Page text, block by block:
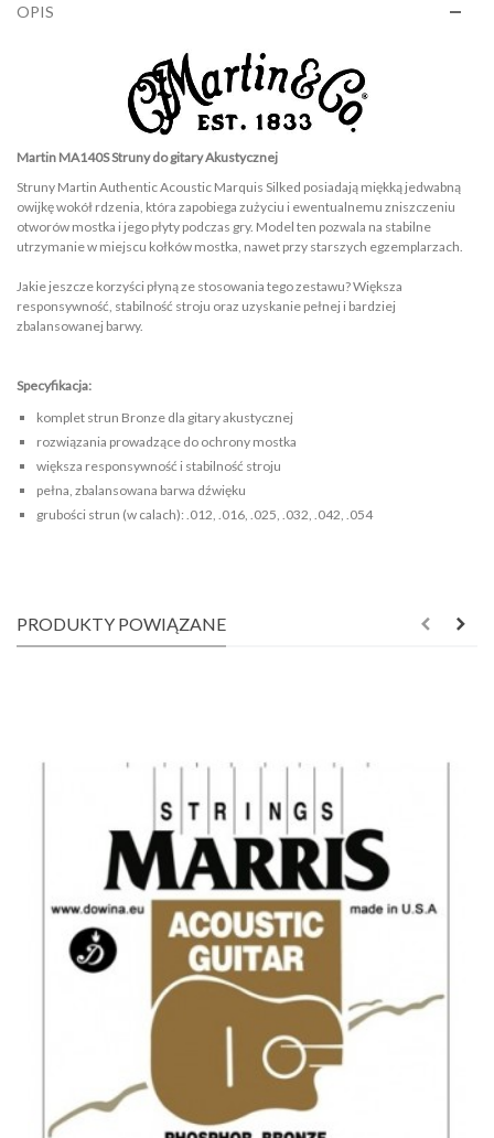
OPIS
Martin MA140S Struny do gitary Akustycznej
Struny Martin Authentic Acoustic Marquis Silked posiadają miękką jedwabną
owijkę wokół rdzenia, która zapobiega zużyciu i ewentualnemu zniszczeniu
otworów mostka i jego płyty podczas gry. Model ten pozwala na stabilne
utrzymanie w miejscu kołków mostka, nawet przy starszych egzemplarzach.
Jakie jeszcze korzyści płyną ze stosowania tego zestawu? Większa
responsywność, stabilność stroju oraz uzyskanie pełnej i bardziej
zbalansowanej barwy.
Specyfikacja:
komplet strun Bronze dla gitary akustycznej
rozwiązania prowadzące do ochrony mostka
większa responsywność i stabilność stroju
pełna, zbalansowana barwa dźwięku
grubości strun (w calach): .012, .016, .025, .032, .042, .054
PRODUKTY POWIĄZANE